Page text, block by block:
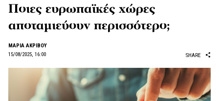
Ποιες ευρωπαϊκές χώρες
αποταμιεύουν περισσότερο;
ΜΑΡΙΑ ΑΚΡΙΒΟΥ
15/08/2025, 16:00
SHARE